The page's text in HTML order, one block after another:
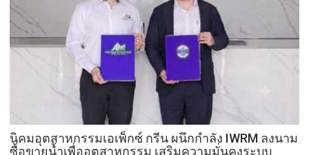
นิคมอุตสาหกรรมเอเพ็กซ์ กรีน ผนึกกำลัง IWRM ลงนาม
ซื้อขายน้ำเพื่ออุตสาหกรรม เสริมความมั่นคงระบบ